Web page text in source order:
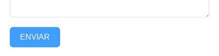
ENVIAR